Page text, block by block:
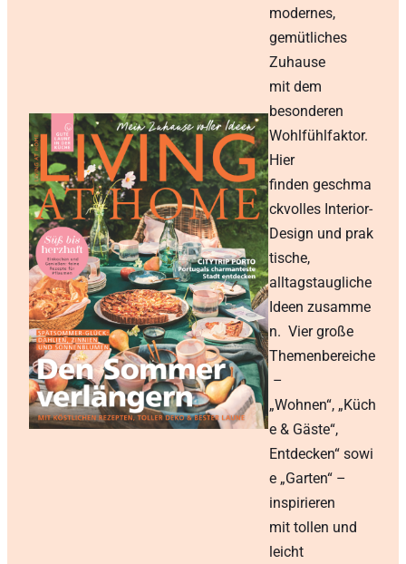
modernes,
gemütliches
Zuhause
mit dem
besonderen
Wohlfühlfaktor.
Hier
finden geschma
ckvolles Interior-
Design und prak
tische,
alltagstaugliche
Ideen zusamme
n. Vier große
Themenbereiche
–
„Wohnen“, „Küch
e & Gäste“,
Entdecken“ sowi
e „Garten“ –
inspirieren
mit tollen und
leicht